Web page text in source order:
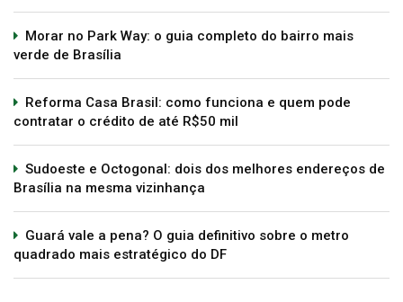
Morar no Park Way: o guia completo do bairro mais
verde de Brasília
Reforma Casa Brasil: como funciona e quem pode
contratar o crédito de até R$50 mil
Sudoeste e Octogonal: dois dos melhores endereços de
Brasília na mesma vizinhança
Guará vale a pena? O guia definitivo sobre o metro
quadrado mais estratégico do DF